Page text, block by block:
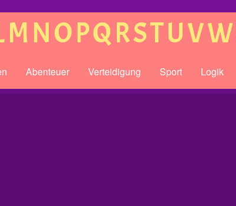
MNOPQRSTUVW
Abenteuer Verteidigung Sport Logik